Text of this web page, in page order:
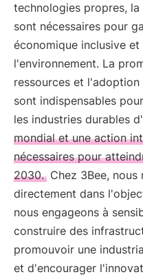
technologies propres,
sont nécessaires pour
économique inclusive
l'environnement. La
ressources et
sont indispensables
les industries durables
mondial et une action
nécessaires pour
2030. Chez 3Bee, nous
directement dans
nous engageons à
construire des
promouvoir une
et d'encourager